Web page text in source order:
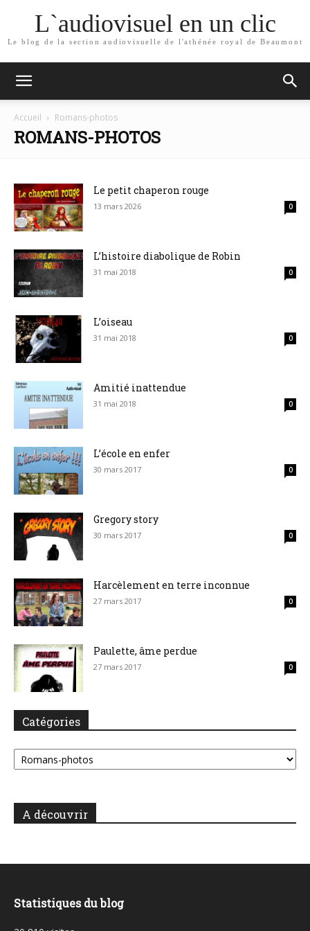
L`audiovisuel en un clic
Le blog de la section audiovisuelle de l'athénée royal de Beaumont
Accueil Romans-photos
ROMANS-PHOTOS
Le petit chaperon rouge
13 mars 2026 0
L’histoire diabolique de Robin
31 mai 2018 0
L’oiseau
31 mai 2018 0
Amitié inattendue
31 mai 2018 0
L’école en enfer
30 mars 2017 0
Gregory story
30 mars 2017 0
Harcèlement en terre inconnue
27 mars 2017 0
Paulette, âme perdue
27 mars 2017 0
Catégories
Catégories
A découvrir
Statistiques du blog